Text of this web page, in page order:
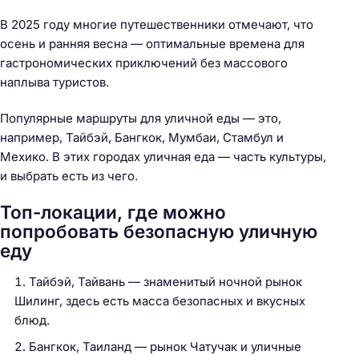
В 2025 году многие путешественники отмечают, что
осень и ранняя весна — оптимальные времена для
гастрономических приключений без массового
наплыва туристов.
Популярные маршруты для уличной еды — это,
например, Тайбэй, Бангкок, Мумбаи, Стамбул и
Мехико. В этих городах уличная еда — часть культуры,
и выбрать есть из чего.
Топ-локации, где можно
попробовать безопасную уличную
еду
Тайбэй, Тайвань — знаменитый ночной рынок
Шилинг, здесь есть масса безопасных и вкусных
блюд.
Бангкок, Таиланд — рынок Чатучак и уличные